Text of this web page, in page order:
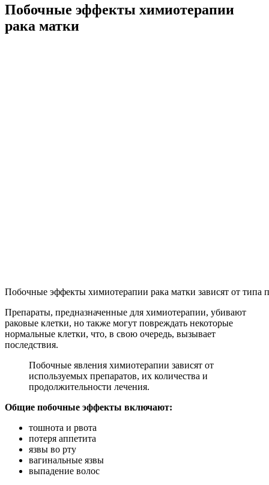
Побочные эффекты химиотерапии
рака матки
Побочные эффекты химиотерапии рака матки зависят от типа
Препараты, предназначенные для химиотерапии, убивают
раковые клетки, но также могут повреждать некоторые
нормальные клетки, что, в свою очередь, вызывает
последствия.
Побочные явления химиотерапии зависят от
используемых препаратов, их количества и
продолжительности лечения.
Общие побочные эффекты включают:
тошнота и рвота
потеря аппетита
язвы во рту
вагинальные язвы
выпадение волос